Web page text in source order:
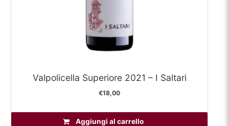
Valpolicella Superiore 2021 – I Saltari
€18,00
Aggiungi al carrello